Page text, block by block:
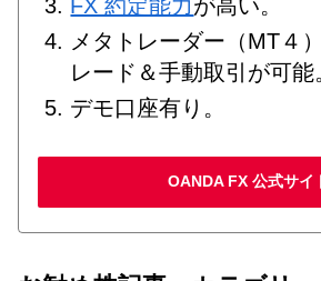
FX 約定能力が高い。
メタトレーダー（MT４
レード＆手動取引が可能
デモ口座有り。
OANDA FX 公式サイ